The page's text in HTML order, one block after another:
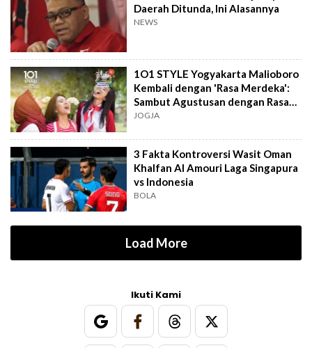
Daerah Ditunda, Ini Alasannya
NEWS
1O1 STYLE Yogyakarta Malioboro
Kembali dengan 'Rasa Merdeka':
Sambut Agustusan dengan Rasa
dan Tawa
JOGJA
3 Fakta Kontroversi Wasit Oman
Khalfan Al Amouri Laga Singapura
vs Indonesia
BOLA
Load More
Ikuti Kami